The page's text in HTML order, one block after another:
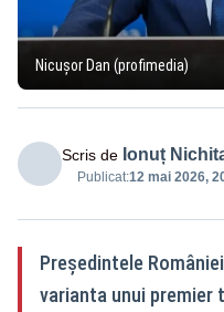
Nicușor Dan (profimedia)
Scris de Ionuț
Publicat:12 mai 2026,
Președintele
varianta unui premier